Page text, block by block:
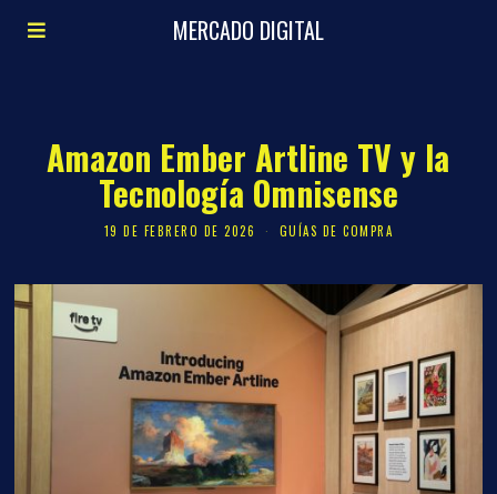
MERCADO DIGITAL
Amazon Ember Artline TV y la
Tecnología Omnisense
19 DE FEBRERO DE 2026 GUÍAS DE COMPRA